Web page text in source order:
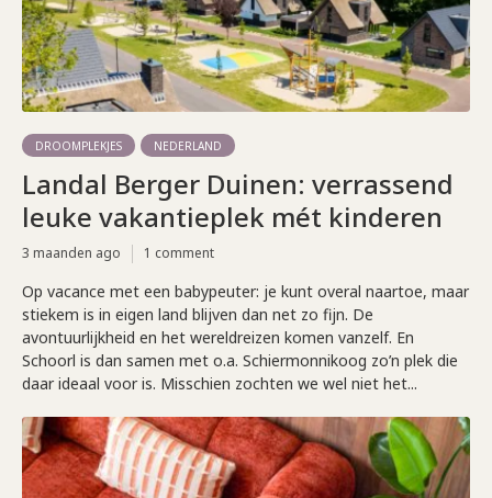
DROOMPLEKJES NEDERLAND
Landal Berger Duinen: verrassend
leuke vakantieplek mét kinderen
3 maanden ago 1 comment
Op vacance met een babypeuter: je kunt overal naartoe, maar
stiekem is in eigen land blijven dan net zo fijn. De
avontuurlijkheid en het wereldreizen komen vanzelf. En
Schoorl is dan samen met o.a. Schiermonnikoog zo’n plek die
daar ideaal voor is. Misschien zochten we wel niet het...